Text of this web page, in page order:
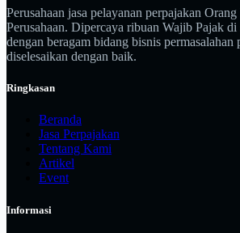
Perusahaan jasa pelayanan perpajakan
Perusahaan. Dipercaya ribuan Wajib Pajak
dengan beragam bidang bisnis permasalahan
diselesaikan dengan baik.
Ringkasan
Beranda
Jasa Perpajakan
Tentang Kami
Artikel
Event
Informasi